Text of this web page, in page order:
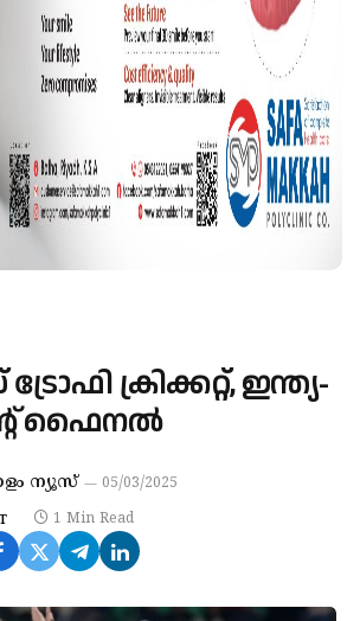
ക്രിക്കറ്റ്, ഇന്ത്യ-
ഫൈനൽ
ന്യൂസ് 05/03/2025
1 Min Read